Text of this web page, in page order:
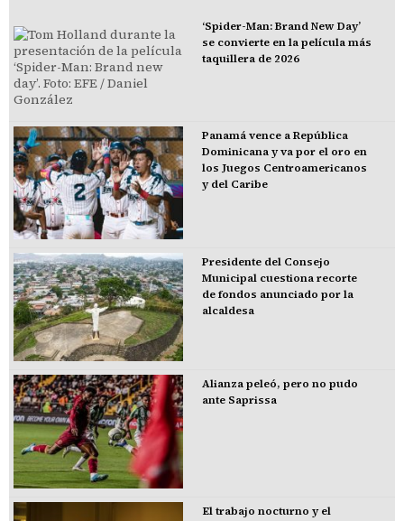
‘Spider-Man: Brand New Day’
se convierte en la película más
taquillera de 2026
Panamá vence a República
Dominicana y va por el oro en
los Juegos Centroamericanos
y del Caribe
Presidente del Consejo
Municipal cuestiona recorte
de fondos anunciado por la
alcaldesa
Alianza peleó, pero no pudo
ante Saprissa
El trabajo nocturno y el